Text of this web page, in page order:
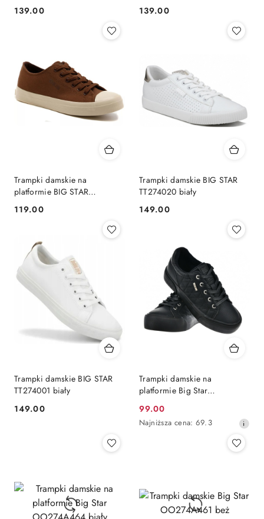
Cena:
139.00 Cena:
139.00
Trampki damskie na
platformie BIG STAR
TT274123 brąz
Cena:
119.00
Trampki damskie BIG STAR
TT274020 biały
Cena:
149.00
Trampki damskie BIG STAR
TT274001 biały
Cena:
149.00
Trampki damskie na
platformie Big Star
Cena
promocyjna:
99.00
Najniższa
Najniższa cena: 69.3